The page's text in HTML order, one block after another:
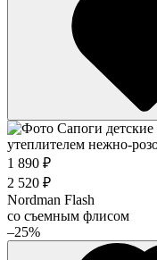
1 890 ₽
2 520 ₽
Nordman Flash
cо съемным флисом
–25%